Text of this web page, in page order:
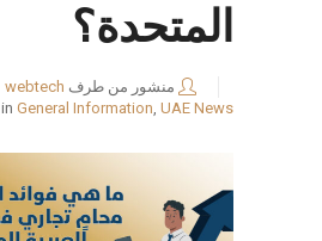
المتحدة؟
منشور من طرف webtech
in General Information, UAE News